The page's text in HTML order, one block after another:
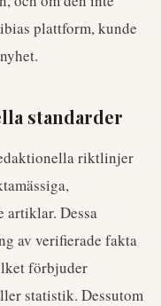
plattform, kunde
standarder
riktlinjer
artiklar. Dessa
av verifierade fakta
förbjuder
statistik. Dessutom